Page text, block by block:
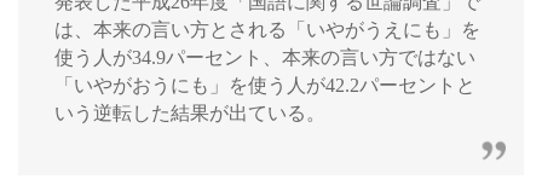
は、本来の言い方とされる「いやがうえにも」を
使う人が34.9パーセント、本来の言い方ではない
「いやがおうにも」を使う人が42.2パーセントと
いう逆転した結果が出ている。